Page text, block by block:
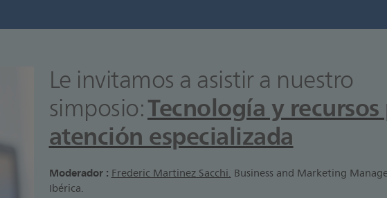
Le invitamos a asistir a nuestro
simposio:Tecnología y
atención especializada
Moderador:Frederic Martinez Sacchi.Business and Marketing
Ibérica.